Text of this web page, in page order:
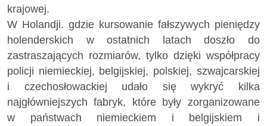
krajowej.
W Holandji. gdzie kursowanie fałszywych pieniędzy
holenderskich w ostatnich latach doszło do
zastraszających rozmiarów, tylko dzięki współpracy
policji niemieckiej, belgijskiej, polskiej, szwajcarskiej
i czechosłowackiej udało się wykryć kilka
najgłówniejszych fabryk, które były zorganizowane
w państwach niemieckiem i belgijskiem i